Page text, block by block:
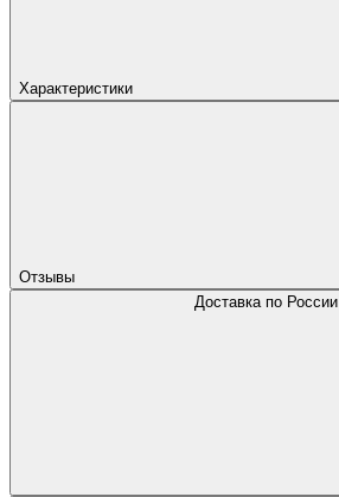
Характеристики
Отзывы
Доставка по России